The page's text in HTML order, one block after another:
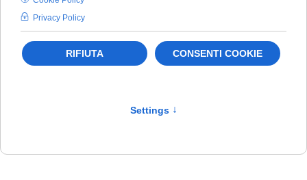
Filtro